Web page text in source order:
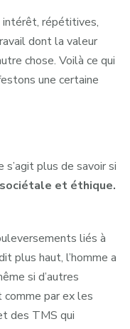
intérêt, répétitives,
dont la valeur
chose. Voilà ce qui
une certaine
s’agit plus de savoir si
et éthique.
liés à
plus haut, l’homme a
si d’autres
comme par ex les
des TMS qui